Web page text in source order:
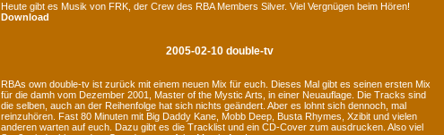
Heute gibt es Musik von FRK, der Crew des RBA Members Silver. Viel Vergnügen beim Hören!
Download
2005-02-10 double-tv
RBAs own double-tv ist zurück mit einem neuen Mix für euch. Dieses Mal gibt es seinen ersten Mix
für die damh vom Dezember 2001, Master of the Mystic Arts, in einer Neuauflage. Die Tracks sind
die selben, auch an der Reihenfolge hat sich nichts geändert. Aber es lohnt sich dennoch, mal
reinzuhören. Fast 80 Minuten mit Big Daddy Kane, Mobb Deep, Busta Rhymes, Xzibit und vielen
anderen warten auf euch. Dazu gibt es die Tracklist und ein CD-Cover zum ausdrucken. Also viel